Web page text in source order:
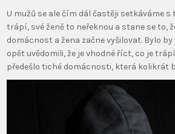
U mužů se ale čím dál častěji setkáváme s
trápí, své ženě to neřeknou a stane se to,
domácnost a žena začne vyšilovat. Bylo
opět uvědomili, že je vhodné říct, co je
předešlo tiché domácnosti, která kolikrát